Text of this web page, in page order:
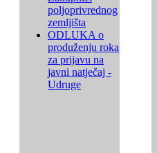
poljoprivrednog
zemljišta
ODLUKA o
produženju roka
za prijavu na
javni natječaj -
Udruge